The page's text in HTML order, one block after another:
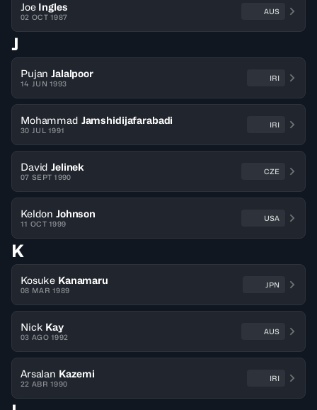
Joe Ingles
02 OCT 1987
AUS
J
Pujan Jalalpoor
14 JUN 1993
IRI
Mohammad Jamshidijafarabadi
30 JUL 1991
IRI
David Jelinek
07 SEPT 1990
CZE
Keldon Johnson
11 OCT 1999
USA
K
Kosuke Kanamaru
08 MAR 1989
JPN
Nick Kay
03 AGO 1992
AUS
Arsalan Kazemi
22 ABR 1990
IRI